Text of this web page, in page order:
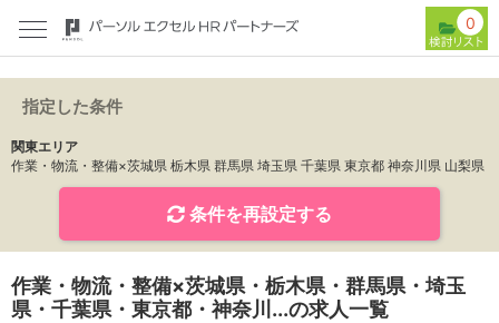
0
指定した条件
関東エリア
作業・物流・整備×茨城県 栃木県 群馬県 埼玉県 千葉県 東京都 神奈川県 山梨県
条件を再設定する
作業・物流・整備×茨城県・栃木県・群馬県・埼玉
県・千葉県・東京都・神奈川...の求人一覧